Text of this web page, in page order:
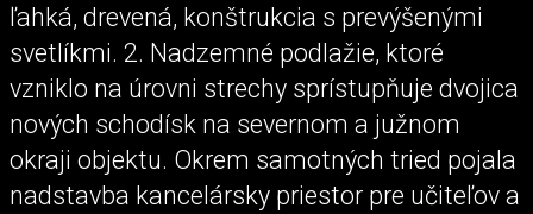
ľahká, drevená, konštrukcia s prevýšenými
svetlíkmi. 2. Nadzemné podlažie, ktoré
vzniklo na úrovni strechy sprístupňuje dvojica
nových schodísk na severnom a južnom
okraji objektu. Okrem samotných tried pojala
nadstavba kancelársky priestor pre učiteľov a